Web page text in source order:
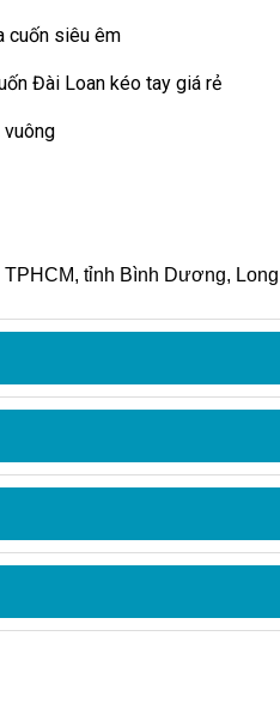
cuốn siêu êm
Đài Loan kéo tay giá rẻ
vuông
tỉnh Bình Dương,